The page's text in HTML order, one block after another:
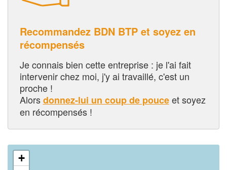
Recommandez BDN BTP et soyez en
récompensés
Je connais bien cette entreprise : je l'ai fait
intervenir chez moi, j'y ai travaillé, c'est un
proche !
Alorsdonnez-lui un coup de pouceet soyez
en récompensés !
+